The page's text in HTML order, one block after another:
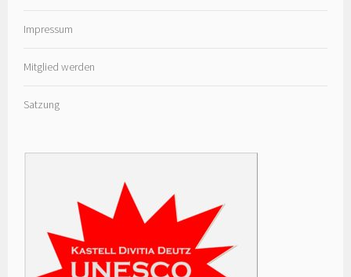
Impressum
Mitglied werden
Satzung